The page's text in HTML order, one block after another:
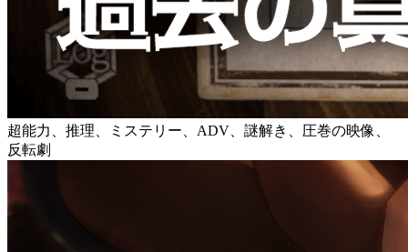
超能力、推理、ミステリー、ADV、謎解き、圧巻の映像、
反転劇